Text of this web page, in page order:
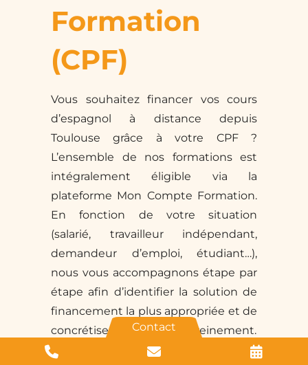
Formation
(CPF)
Vous souhaitez financer vos cours
d’espagnol à distance depuis
Toulouse grâce à votre CPF ?
L’ensemble de nos formations est
intégralement éligible via la
plateforme Mon Compte Formation.
En fonction de votre situation
(salarié, travailleur indépendant,
demandeur d’emploi, étudiant…),
nous vous accompagnons étape par
étape afin d’identifier la solution de
financement la plus appropriée et de
concrétiser votre projet sereinement.
Contact